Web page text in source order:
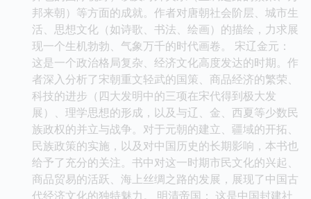
邦来朝）等方面的成就。作者对唐朝社会阶层、城市生
活、思想文化（如诗歌、书法、绘画）的描绘，力求展
现一个生机勃勃、气象万千的时代画卷。 宋辽金元：
这是一个政治格局复杂、经济文化高度发达的时期。作
者深入分析了宋朝重文轻武的国策、商品经济的繁荣、
科技的进步（四大发明中的三项在宋代得到极大发
展）、理学思想的形成，以及与辽、金、西夏等少数民
族政权的并立与战争。对于元朝的建立、疆域的开拓、
民族政策的实施，以及对中国历史的长期影响，本书也
给予了充分的关注。书中对这一时期市民文化的兴起、
商品贸易的活跃、海上丝绸之路的发展，展现了中国古
代经济文化的独特魅力。 明清帝国： 这是中国封建社